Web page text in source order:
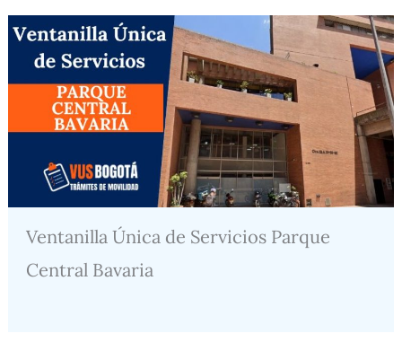
Ventanilla Única de Servicios Parque
Central Bavaria